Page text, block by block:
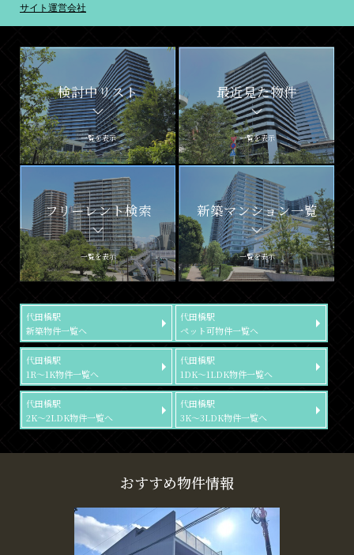
サイト運営会社
検討中リスト
一覧を表示
最近見た物件
一覧を表示
フリーレント検索
一覧を表示
新築マンション一覧
一覧を表示
代田橋駅
新築物件一覧へ
代田橋駅
ペット可物件一覧へ
代田橋駅
1R～1K物件一覧へ
代田橋駅
1DK～1LDK物件一覧へ
代田橋駅
2K～2LDK物件一覧へ
代田橋駅
3K～3LDK物件一覧へ
おすすめ物件情報